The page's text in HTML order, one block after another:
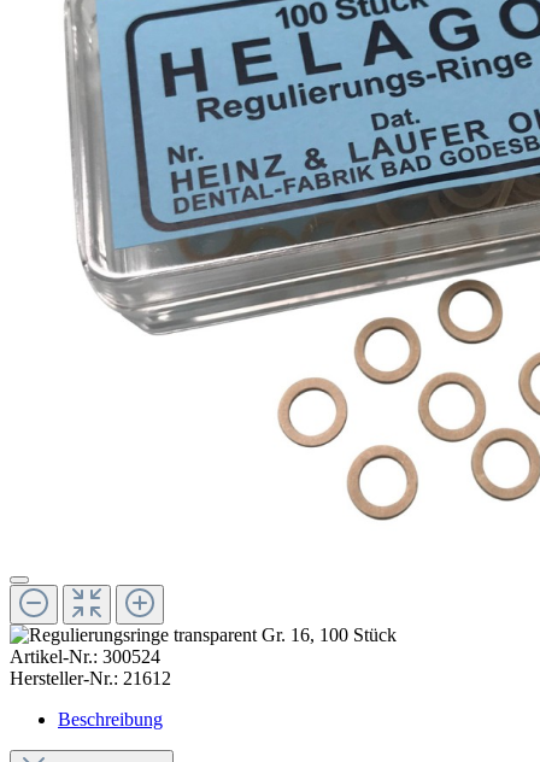
Artikel-Nr.: 300524
Hersteller-Nr.: 21612
Beschreibung